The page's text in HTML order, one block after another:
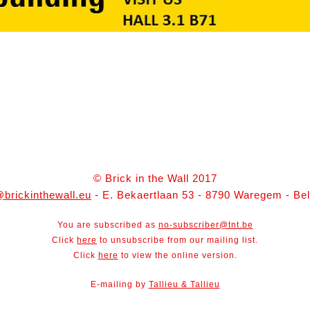
© Brick in the Wall 2017
- E. Bekaertlaan 53 - 8790 Waregem -
You are subscribed as no-subscriber@tnt.be
Click here to unsubscribe from our mailing list.
Click here to view the online version.
E-mailing by Tallieu & Tallieu